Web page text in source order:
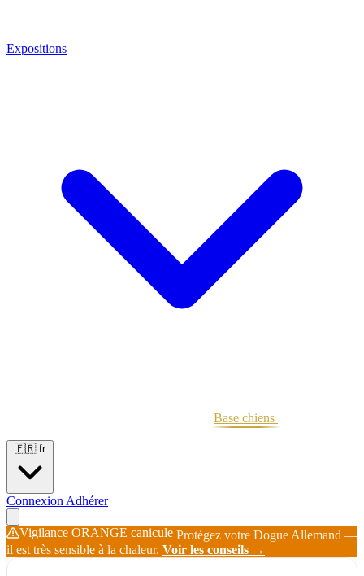
Expositions
Base chiens
🇫🇷 fr
Connexion Adhérer
Vigilance ORANGE canicule Protégez votre Dogue Allemand —
il est très sensible à la chaleur. Voir les conseils →